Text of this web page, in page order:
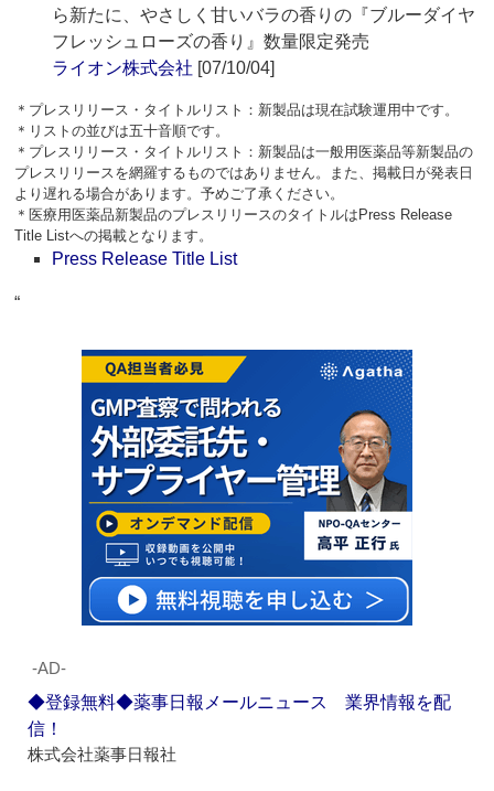
ら新たに、やさしく甘いバラの香りの『ブルーダイヤ
フレッシュローズの香り』数量限定発売
ライオン株式会社 [07/10/04]
＊プレスリリース・タイトルリスト：新製品は現在試験運用中です。
＊リストの並びは五十音順です。
＊プレスリリース・タイトルリスト：新製品は一般用医薬品等新製品の
プレスリリースを網羅するものではありません。また、掲載日が発表日
より遅れる場合があります。予めご了承ください。
＊医療用医薬品新製品のプレスリリースのタイトルはPress Release
Title Listへの掲載となります。
Press Release Title List
“
‐AD‐
◆登録無料◆薬事日報メールニュース 業界情報を配
信！
株式会社薬事日報社